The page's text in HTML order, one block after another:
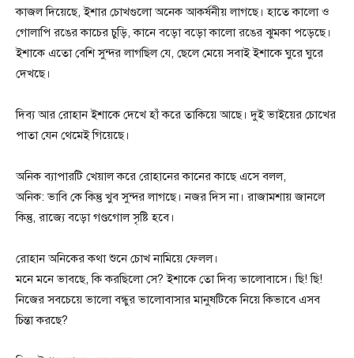
কাজল দিয়েছে, ইশার চোখগুলো অনেক আকর্ষনীয় লাগছে। হাতে কালো ও
গোলাপি রঙের কাচের চুড়ি, কানে বড়ো বড়ো কালো রঙের ঝুমকা পড়েছে।
ইশাকে এতো বেশি সুন্দর লাগছিল যে, ছেলে মেয়ে সবাই ইশাকে ঘুরে ঘুরে
দেখছে।
দিব্য আর রোহান ইশাকে দেখে হাঁ করে তাকিয়ে আছে। দুই ভাইয়ের চোখের
পাতা যেন থেমেই গিয়েছে।
অনিক ব্যাপারটি খেয়াল করে রোহানের কানের কাছে এসে বলল,
অনিক: ভাবি কে কিন্তু খুব সুন্দর লাগছে। নজর দিস না। রাজামশায় জানলে
কিন্তু, রাজ্যে বড়ো গণ্ডগোল সৃষ্টি হবে।
রোহান অনিকের কথা শুনে চোখ নামিয়ে ফেলল।
মনে মনে ভাবছে, কি করছিলো সে? ইশাকে তো দিব্য ভালোবাসে। ছি! ছি!
নিজের সবচেয়ে ভালো বন্ধুর ভালোবাসার মানুষটিকে নিয়ে কিভাবে এসব
চিন্তা করছে?